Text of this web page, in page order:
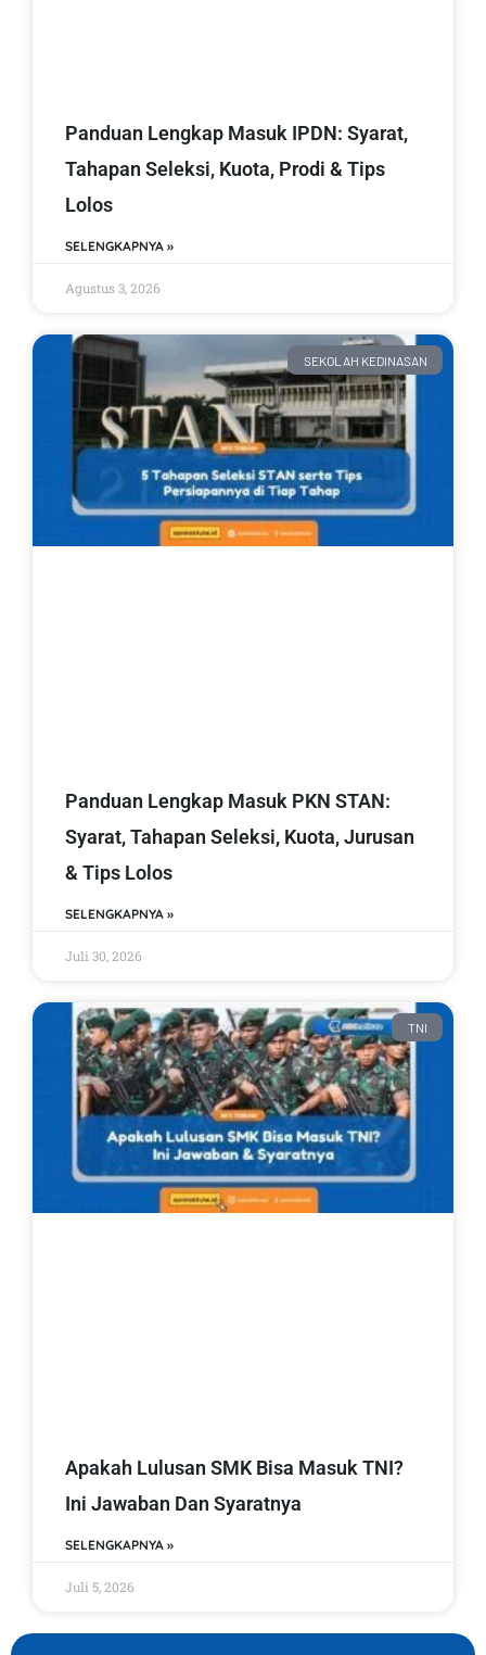
Panduan Lengkap Masuk IPDN: Syarat,
Tahapan Seleksi, Kuota, Prodi & Tips
Lolos
SELENGKAPNYA »
Agustus 3, 2026
SEKOLAH KEDINASAN
Panduan Lengkap Masuk PKN STAN:
Syarat, Tahapan Seleksi, Kuota, Jurusan
& Tips Lolos
SELENGKAPNYA »
Juli 30, 2026
TNI
Apakah Lulusan SMK Bisa Masuk TNI?
Ini Jawaban Dan Syaratnya
SELENGKAPNYA »
Juli 5, 2026